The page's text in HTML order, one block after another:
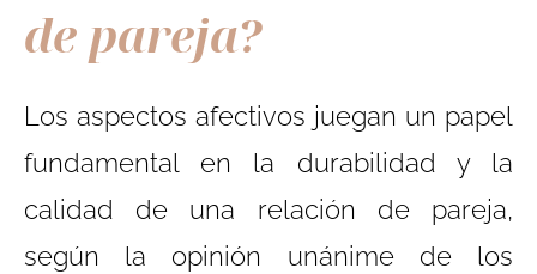
de pareja?
Los aspectos afectivos juegan un papel
fundamental en la durabilidad y la
calidad de una relación de pareja,
según la opinión unánime de los